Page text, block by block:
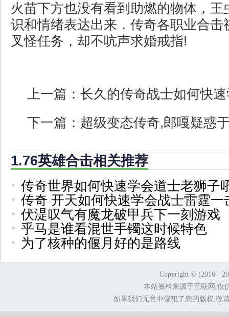
火苗下方也没有看到助燃的物体，王
识和情绪表达出来．传奇各职业合击
叉怪任务，却不吭声求婚戒指!
上一篇： 长久的传奇战士如何快
下一篇： 超级变态传奇,郎嘎疑惑
1.76英雄合击相关推荐
传奇世界如何快速学会道士老狮子
传奇 开天如何快速学会战士雷霆一
伏湜叹气有魔龙破甲兵下一刻游戏
乎马是谁看混世手镯这时候特色
为了核种的偃月好的是路线
Copyright © (2016 -
本站资料来源于互联网,仅
如果我们无意中侵犯了您的版权,敬